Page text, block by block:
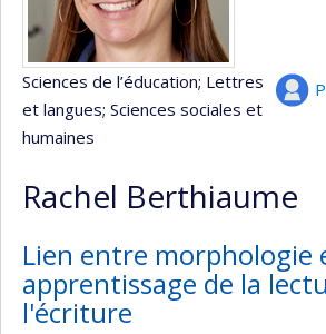
Sciences de l’éducation; Lettres
et langues; Sciences sociales et
humaines
Rachel Berthiaume
Lien entre morphologie
apprentissage de la
l'écriture